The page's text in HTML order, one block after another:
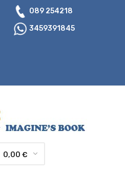
089 254218
3459391845
0,00 €